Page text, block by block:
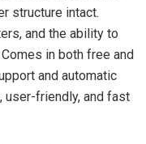
structure intact.
and the ability to
in both free and
and automatic
user-friendly, and fast